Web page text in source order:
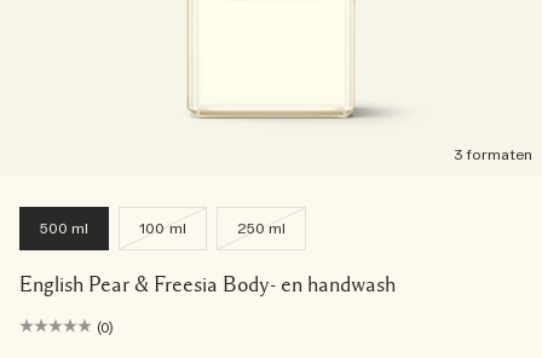
3 formaten
500 ml 100 ml 250 ml
English Pear & Freesia Body- en handwash
(0)